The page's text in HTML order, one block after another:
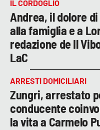
IL CORDOGLIO
Andrea, il dolore
alla famiglia e a
redazione de Il
LaC
ARRESTI DOMICILIARI
Zungri, arrestato
conducente
la vita a Carmelo